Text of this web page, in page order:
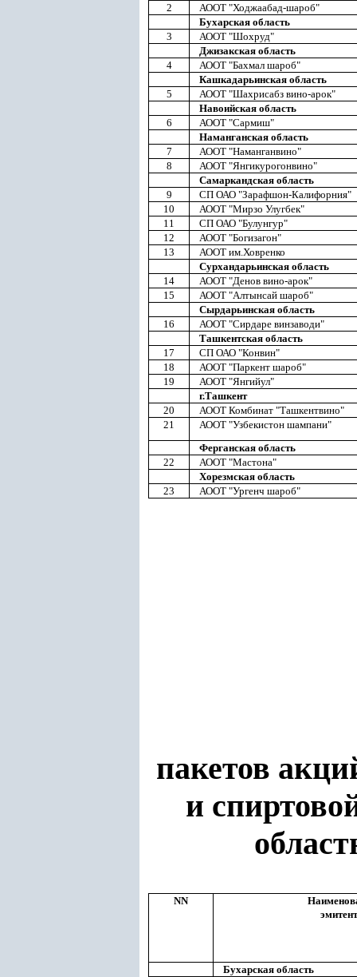
2
АООТ "Ходжаабад-шароб"
Бухарская область
3
АООТ "Шохруд"
Джизакская область
4
АООТ "Бахмал шароб"
Кашкадарьинская область
5
АООТ "Шахрисабз вино-арок"
Навоийская область
6
АООТ "Сармиш"
Наманганская область
7
АООТ "Наманганвино"
8
АООТ "Янгикурогонвино"
Самаркандская область
9
СП ОАО "Зарафшон-Калифорния"
10
АООТ "Мирзо Улугбек"
11
СП ОАО "Булунгур"
12
АООТ "Богизагон"
13
АООТ им.Ховренко
Сурхандарьинская область
14
АООТ "Денов вино-арок"
15
АООТ "Алтынсай шароб"
Сырдарьинская область
16
АООТ "Сирдаре винзаводи"
Ташкентская область
17
СП ОАО "Конвин"
18
АООТ "Паркент шароб"
19
АООТ "Янгийул"
г.Ташкент
20
АООТ Комбинат "Ташкентвино"
21
АООТ "Узбекистон шампани"
Ферганская область
22
АООТ "Мастона"
Хорезмская область
23
АООТ "Ургенч шароб"
пакетов
и
NN
Бухарская область